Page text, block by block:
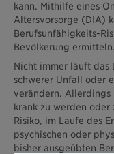
kann. Mithilfe eines
Altersvorsorge (DIA)
Berufsunfähigkeits-
Bevölkerung ermitteln.
Nicht immer läuft das
schwerer Unfall oder
verändern. Allerdings
krank zu werden
Risiko, im Laufe des
psychischen oder
bisher ausgeübten